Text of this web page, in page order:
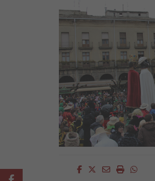
Facebook
Twitter
EmailImprimir
Facebook